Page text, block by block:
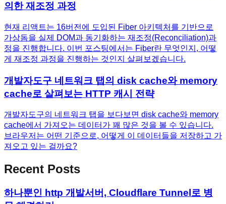
의한 재조정 과정
현재 리액트는 16버전에 도입된 Fiber 아키텍처를 기반으로
가상돔을 실제 DOM과 동기화하는 재조정(Reconciliation)과
정을 진행합니다. 이번 포스팅에서는 Fiber란 무엇인지, 어떻
게 재조정 과정을 진행하는 것인지 살펴보겠습니다.
개발자도구 네트워크 탭의 disk cache와 memory
cache로 살펴보는 HTTP 캐시 전략
개발자도구의 네트워크 탭을 보다보면 disk cache와 memory
cache에서 가져오는 데이터가 꽤 많은 것을 볼 수 있습니다.
브라우저는 어떤 기준으로, 어떻게 이 데이터들을 저장하고 가
져오고 있는 걸까요?
Recent Posts
하나뿐인 http 개발서버, Cloudflare Tunnel로 병